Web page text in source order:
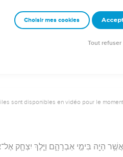
לְעֵשָׂ֗ו לֶ֚חֶם וּנְזִ֣יד עֲדָשִׁ֔ים וַיֹּ֣אכַל וַיֵּ֔שְׁתְּ
Codex - tanach.us --- Grec : © 2010 by the
sont disponibles en vidéo pour le moment.
הָיָ֖ה בִּימֵ֣י אַבְרָהָ֑ם וַיֵּ֧לֶךְ יִצְחָ֛ק
Choisir mes cookies
Tout refuser